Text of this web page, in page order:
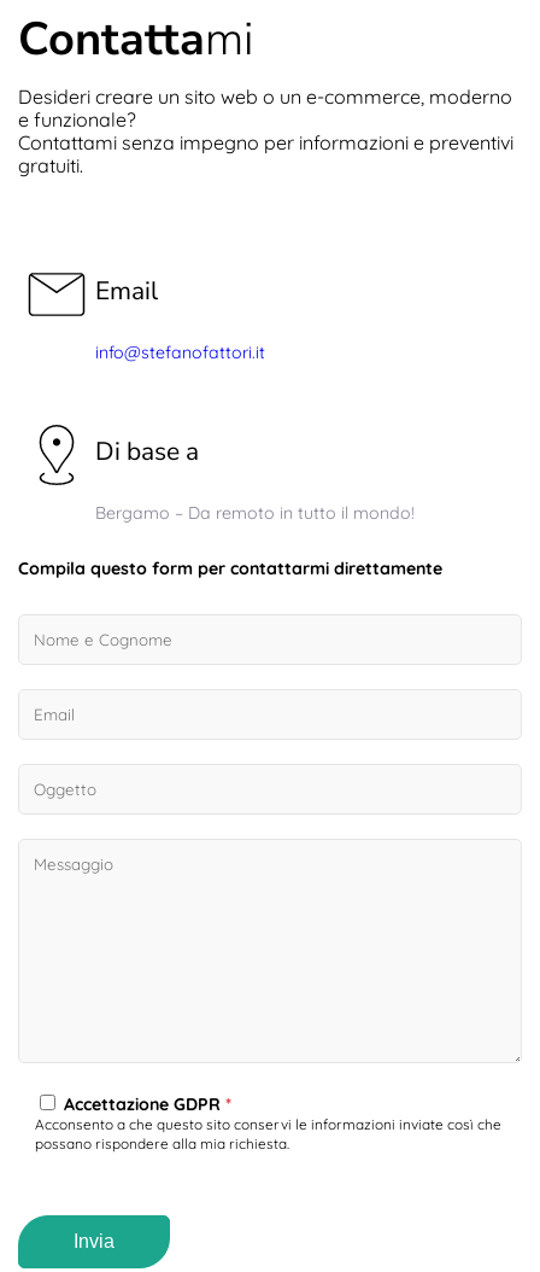
Contattami
Desideri creare un sito web o un e-commerce, moderno
e funzionale?
Contattami senza impegno per informazioni e preventivi
gratuiti.
Email
info@stefanofattori.it
Di base a
Bergamo – Da remoto in tutto il mondo!
Compila questo form per contattarmi direttamente
Accettazione GDPR*
Acconsento a che questo sito conservi le informazioni inviate così che
possano rispondere alla mia richiesta.